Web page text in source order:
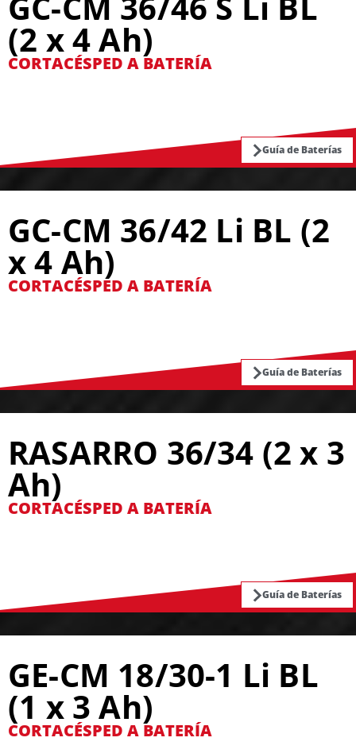
(2 x 4 Ah)
CORTACÉSPED A BATERÍA
Guía de Baterías
GC-CM 36/42 Li BL (2
x 4 Ah)
CORTACÉSPED A BATERÍA
Guía de Baterías
RASARRO 36/34 (2 x 3
Ah)
CORTACÉSPED A BATERÍA
Guía de Baterías
GE-CM 18/30-1 Li BL
(1 x 3 Ah)
CORTACÉSPED A BATERÍA